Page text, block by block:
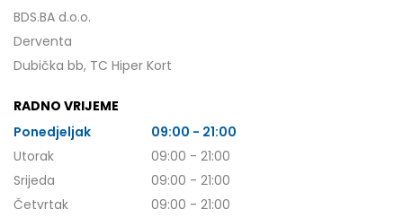
BDS.BA d.o.o.
Derventa
Dubička bb, TC Hiper Kort
RADNO VRIJEME
Ponedjeljak
09:00 - 21:00
Utorak
09:00 - 21:00
Srijeda
09:00 - 21:00
Četvrtak
09:00 - 21:00